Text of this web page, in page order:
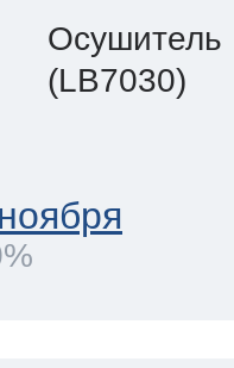
Осушитель
(LB7030)